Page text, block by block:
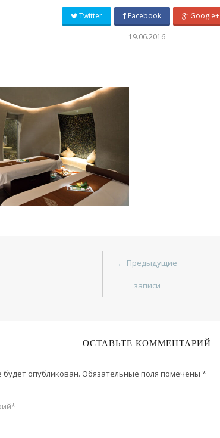
Twitter Facebook Google+
19.06.2016
← Предыдущие
записи
ОСТАВЬТЕ КОММЕНТАРИЙ
опубликован. Обязательные поля помечены *